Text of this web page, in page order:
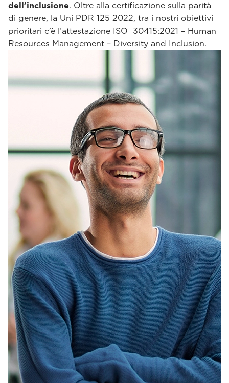
dell’inclusione. Oltre alla certificazione sulla parità
di genere, la Uni PDR 125 2022, tra i nostri obiettivi
prioritari c’è l’attestazione ISO 30415:2021 – Human
Resources Management – Diversity and Inclusion.